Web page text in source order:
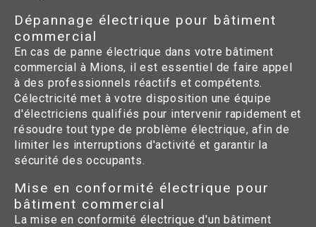
Dépannage électrique pour bâtiment
commercial
En cas de panne électrique dans votre bâtiment
commercial à Mions, il est essentiel de faire appel
à des professionnels réactifs et compétents.
Célectricité met à votre disposition une équipe
d'électriciens qualifiés pour intervenir rapidement et
résoudre tout type de problème électrique, afin de
limiter les interruptions d'activité et garantir la
sécurité des occupants.
Mise en conformité électrique pour
bâtiment commercial
La mise en conformité électrique d'un bâtiment